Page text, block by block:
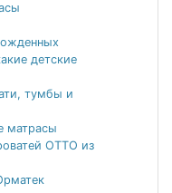
детские
тумбы и
матрасы
ОТТО из